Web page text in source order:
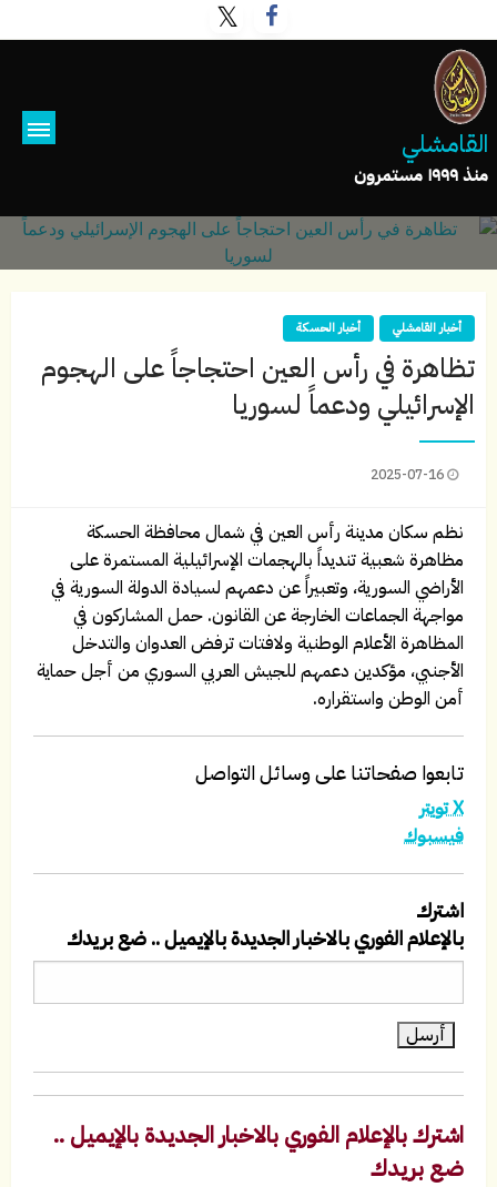
القامشلي
منذ ١٩٩٩ مستمرون
أخبار الحسكة أخبار القامشلي
تظاهرة في رأس العين احتجاجاً على الهجوم
الإسرائيلي ودعماً لسوريا
2025-07-16
نظم سكان مدينة رأس العين في شمال محافظة الحسكة
مظاهرة شعبية تنديداً بالهجمات الإسرائيلية المستمرة على
الأراضي السورية، وتعبيراً عن دعمهم لسيادة الدولة السورية في
مواجهة الجماعات الخارجة عن القانون. حمل المشاركون في
المظاهرة الأعلام الوطنية ولافتات ترفض العدوان والتدخل
الأجنبي، مؤكدين دعمهم للجيش العربي السوري من أجل حماية
أمن الوطن واستقراره.
تابعوا صفحاتنا على وسائل التواصل
X تويتر
فيسبوك
اشترك
بالإعلام الفوري بالاخبار الجديدة بالإيميل .. ضع بريدك
اشترك بالإعلام الفوري بالاخبار الجديدة بالإيميل ..
ضع بريدك